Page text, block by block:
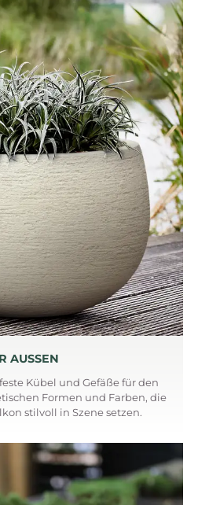
AUSSEN
Kübel und Gefäße für den
Formen und Farben, die
stilvoll in Szene setzen.